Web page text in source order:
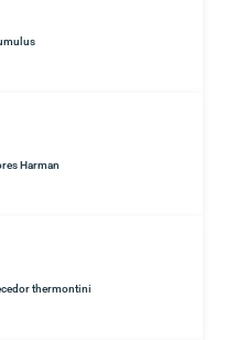
Harman
thermontini